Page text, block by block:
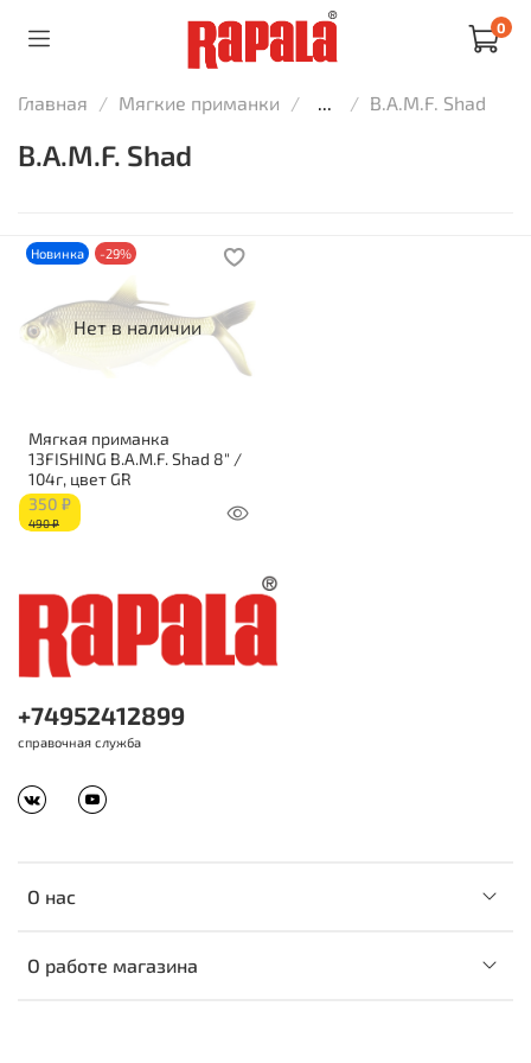
0
Главная Мягкие приманки ... B.A.M.F. Shad
B.A.M.F. Shad
Нет в наличии
Новинка -29%
Мягкая приманка
13FISHING B.A.M.F. Shad 8" /
104г, цвет GR
350 ₽
490 ₽
О нас
О работе магазина
+74952412899
справочная служба